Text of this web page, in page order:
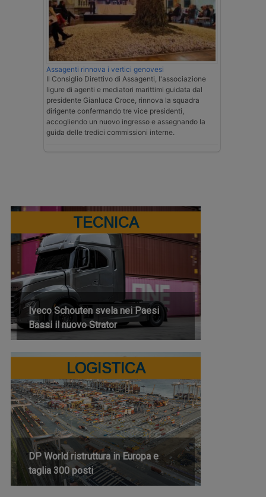
Assagenti rinnova i vertici genovesi
Il Consiglio Direttivo di Assagenti, l'associazione
ligure di agenti e mediatori marittimi guidata dal
presidente Gianluca Croce, rinnova la squadra
dirigente confermando tre vice presidenti,
accogliendo un nuovo ingresso e assegnando la
guida delle tredici commissioni interne.
TECNICA
Iveco Schouten svela nei Paesi
Bassi il nuovo Strator
LOGISTICA
DP World ristruttura in Europa e
taglia 300 posti